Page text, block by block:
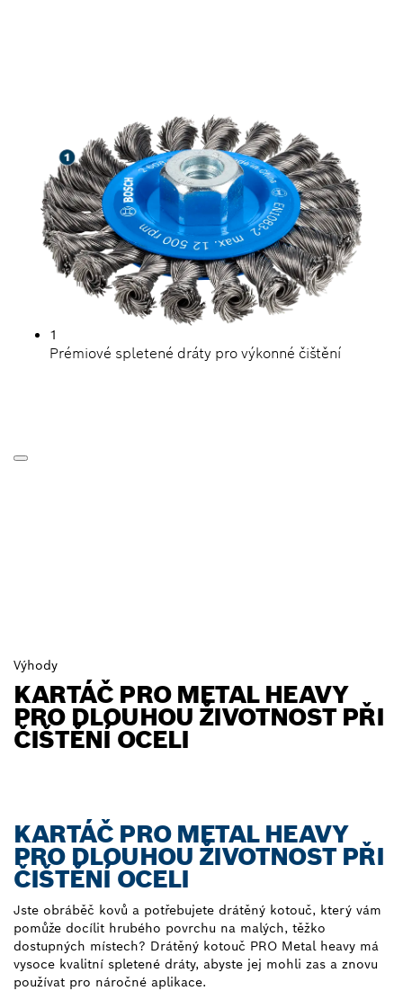
1
Prémiové spletené dráty pro výkonné čištění
Výhody
KARTÁČ PRO METAL HEAVY
PRO DLOUHOU ŽIVOTNOST PŘI
ČIŠTĚNÍ OCELI
KARTÁČ PRO METAL HEAVY
PRO DLOUHOU ŽIVOTNOST PŘI
ČIŠTĚNÍ OCELI
Jste obráběč kovů a potřebujete drátěný kotouč, který vám
pomůže docílit hrubého povrchu na malých, těžko
dostupných místech? Drátěný kotouč PRO Metal heavy má
vysoce kvalitní spletené dráty, abyste jej mohli zas a znovu
používat pro náročné aplikace.